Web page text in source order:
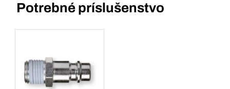
Potrebné príslušenstvo